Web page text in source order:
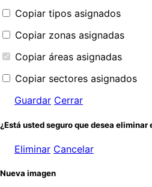
Copiar tipos asignados
Copiar zonas asignadas
Copiar áreas asignadas
Copiar sectores asignados
Guardar Cerrar
¿Está usted seguro que desea eliminar
Eliminar Cancelar
Nueva imagen